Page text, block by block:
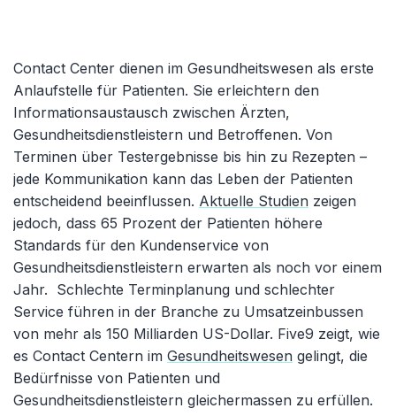
Contact Center dienen im Gesundheitswesen als erste
Anlaufstelle für Patienten. Sie erleichtern den
Informationsaustausch zwischen Ärzten,
Gesundheitsdienstleistern und Betroffenen. Von
Terminen über Testergebnisse bis hin zu Rezepten –
jede Kommunikation kann das Leben der Patienten
entscheidend beeinflussen. Aktuelle Studien zeigen
jedoch, dass 65 Prozent der Patienten höhere
Standards für den Kundenservice von
Gesundheitsdienstleistern erwarten als noch vor einem
Jahr. Schlechte Terminplanung und schlechter
Service führen in der Branche zu Umsatzeinbussen
von mehr als 150 Milliarden US-Dollar. Five9 zeigt, wie
es Contact Centern im Gesundheitswesen gelingt, die
Bedürfnisse von Patienten und
Gesundheitsdienstleistern gleichermassen zu erfüllen.